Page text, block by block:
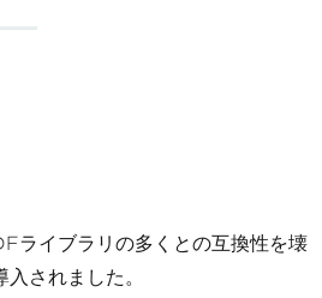
ライブラリの多くとの互換性を壊
されました。